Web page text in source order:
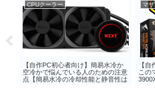
クーラー
PC初心者向け】簡易水冷か
で悩んでいる人のための注意
易水冷の冷却性能と静音性は
マザーボード
【自作PC初心者
このマザーボー
3900X/3950X載